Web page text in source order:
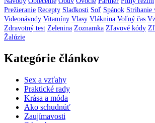
Prežieranie Recepty Sladkosti Soľ Spánok Strihanie
Videonávody Vitamíny Vlasy Vláknina Voľný čas
Zdravotný test Zelenina Zoznamka Zľavové kódy
Žalúzie
Kategórie článkov
Sex a vzťahy
Praktické rady
Krása a móda
Ako schudnúť
Zaujímavosti